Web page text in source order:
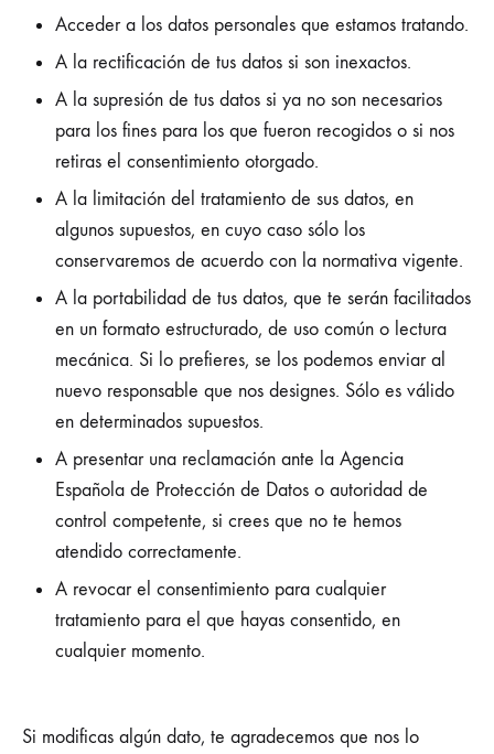
Acceder a los datos personales que estamos tratando.
A la rectificación de tus datos si son inexactos.
A la supresión de tus datos si ya no son necesarios
para los fines para los que fueron recogidos o si nos
retiras el consentimiento otorgado.
A la limitación del tratamiento de sus datos, en
algunos supuestos, en cuyo caso sólo los
conservaremos de acuerdo con la normativa vigente.
A la portabilidad de tus datos, que te serán facilitados
en un formato estructurado, de uso común o lectura
mecánica. Si lo prefieres, se los podemos enviar al
nuevo responsable que nos designes. Sólo es válido
en determinados supuestos.
A presentar una reclamación ante la Agencia
Española de Protección de Datos o autoridad de
control competente, si crees que no te hemos
atendido correctamente.
A revocar el consentimiento para cualquier
tratamiento para el que hayas consentido, en
cualquier momento.
Si modificas algún dato, te agradecemos que nos lo